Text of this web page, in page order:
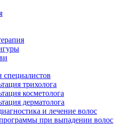
специалистов
трихолога
косметолога
дерматолога
и лечение волос
при выпадении волос